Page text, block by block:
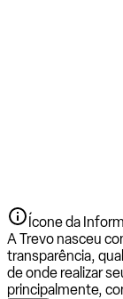
Ícone da
A Trevo nasceu
transparência,
de onde realizar
principalmente,